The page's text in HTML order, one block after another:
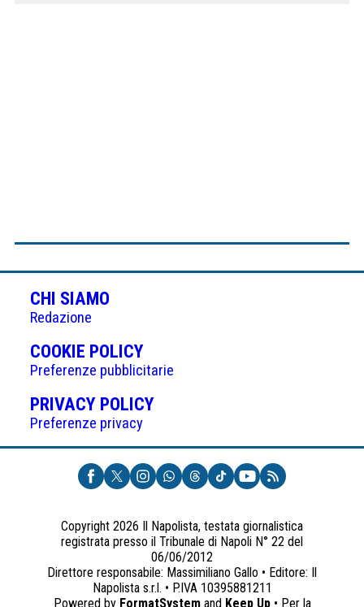
CHI SIAMO
Redazione
COOKIE POLICY(APRE
IN
UNA
NUOVA
Preferenze pubblicitarie
PRIVACY POLICY(APRE
UNA
NUOVA
SCHEDA)
Preferenze privacy
Copyright 2026 Il Napolista, testata giornalistica
registrata presso il Tribunale di Napoli N° 22 del
06/06/2012
Direttore responsabile: Massimiliano Gallo • Editore: Il
Napolista s.r.l. • P.IVA 10395881211
Powered by FormatSystemand Keep Up• Per la